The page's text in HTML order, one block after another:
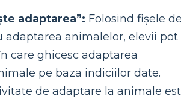
adaptarea”: Folosind fișele
adaptarea animalelor, elevii pot
care ghicesc adaptarea
pe baza indiciilor date.
de adaptare la animale